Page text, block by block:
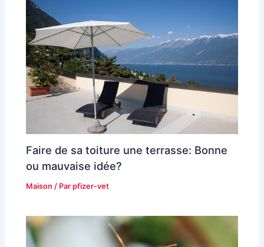
Faire de sa toiture une terrasse: Bonne
ou mauvaise idée?
Maison / Parpfizer-vet